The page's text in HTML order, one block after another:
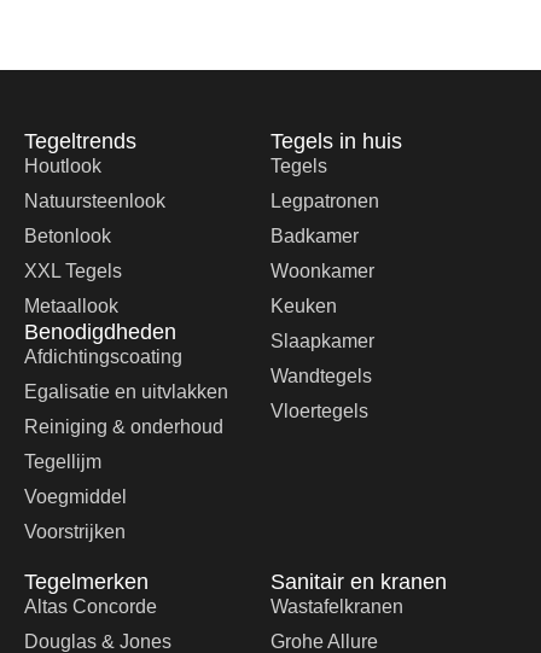
Tegeltrends
Houtlook
Natuursteenlook
Betonlook
XXL Tegels
Metaallook
Benodigdheden
Afdichtingscoating
Egalisatie en uitvlakken
Reiniging & onderhoud
Tegellijm
Voegmiddel
Voorstrijken
Tegels in huis
Tegels
Legpatronen
Badkamer
Woonkamer
Keuken
Slaapkamer
Wandtegels
Vloertegels
Tegelmerken
Altas Concorde
Douglas & Jones
Sanitair en kranen
Wastafelkranen
Grohe Allure